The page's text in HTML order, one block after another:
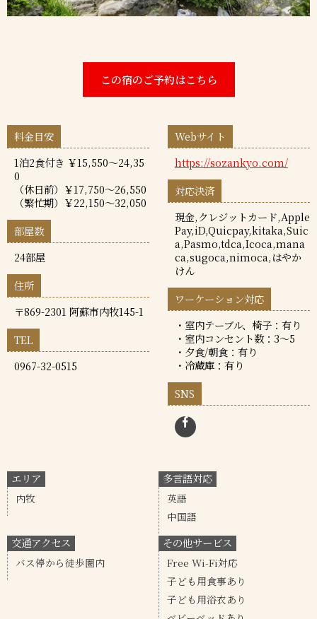
この宿のご予約はこちら
料金目安
1泊2食付き ￥15,550～24,35
0
（休日前）￥17,750～26,550
（繁忙期）￥22,150～32,050
部屋数
24部屋
住所
〒869-2301 阿蘇市内牧145-1
TEL
0967-32-0515
Webサイト
https://sozankyo.com/
対応決済
現金,クレジットカード,Apple
Pay,iD,Quicpay,kitaka,Suic
a,Pasmo,tdca,Icoca,mana
ca,sugoca,nimoca,はやか
けん
ワーケーション対応
・室内テーブル、椅子：有り
・室内コンセント数：3～5
・夕食/朝食：有り
・冷蔵庫：有り
SNS
エリア
内牧
多言語対応
英語
中国語
交通アクセス
バス停から徒歩圏内
その他サービス
Free Wi-Fi対応
子ども用食事あり
子ども用浴衣あり